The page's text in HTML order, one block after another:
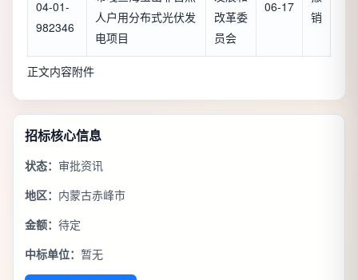
04-01-
982346
人户用分布式光伏发
电项目
改革委
员会
06-17
销
正文内容附件
招标核心信息
状态： 审批资讯
地区： 内蒙古赤峰市
金额： 待定
中标单位： 暂无